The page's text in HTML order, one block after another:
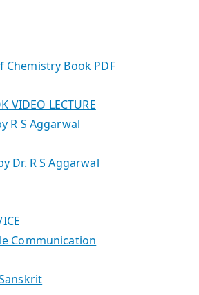
Chemistry Book PDF
VIDEO LECTURE
R S Aggarwal
Dr. R S Aggarwal
Communication